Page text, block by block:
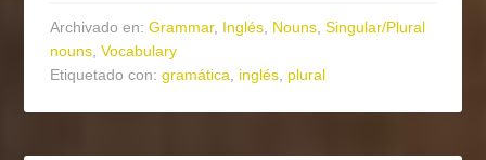
Archivado en:Grammar, Inglés, Nouns,Singular/Plural
nouns,Vocabulary
Etiquetado con:gramática, inglés, plural